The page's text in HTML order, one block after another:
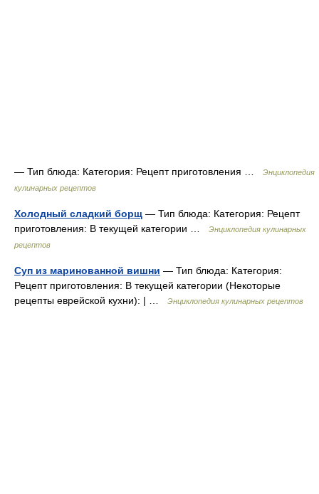
— Тип блюда: Категория: Рецепт приготовления …
Энциклопедия
кулинарных рецептов
Холодный сладкий борщ — Тип блюда: Категория: Рецепт
приготовления: В текущей категории …
Энциклопедия кулинарных
рецептов
Суп из маринованной вишни — Тип блюда: Категория:
Рецепт приготовления: В текущей категории (Некоторые
рецепты еврейской кухни): | …
Энциклопедия кулинарных рецептов